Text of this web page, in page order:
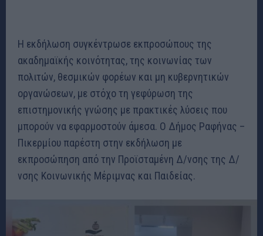
Η εκδήλωση συγκέντρωσε εκπροσώπους της
ακαδημαϊκής κοινότητας, της κοινωνίας των
πολιτών, θεσμικών φορέων και μη κυβερνητικών
οργανώσεων, με στόχο τη γεφύρωση της
επιστημονικής γνώσης με πρακτικές λύσεις που
μπορούν να εφαρμοστούν άμεσα. Ο Δήμος Ραφήνας –
Πικερμίου παρέστη στην εκδήλωση με
εκπροσώπηση από την Προϊσταμένη Δ/νσης της Δ/
νσης Κοινωνικής Μέριμνας και Παιδείας.